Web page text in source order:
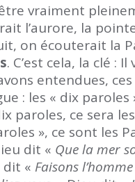
vraiment
l’aurore, la
on écouterait la
. C’est cela, la clé :
entendues,
: les « dix
paroles, ce sera
», ce sont les
dit « Que la mer
dit « Faisons